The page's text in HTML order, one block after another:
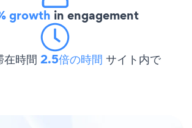
growth in engagement
在時間 2.5倍の時間 サイト内で